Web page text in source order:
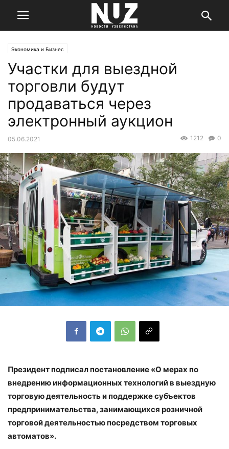
Экономика и Бизнес
Участки для выездной
торговли будут
продаваться через
электронный аукцион
05.06.2021 0
1212
Президент подписал постановление «О мерах по
внедрению информационных технологий в выездную
торговую деятельность и поддержке субъектов
предпринимательства, занимающихся розничной
торговой деятельностью посредством торговых
автоматов».